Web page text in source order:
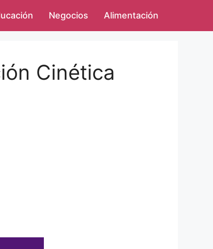
Negocios Alimentación
Cinética